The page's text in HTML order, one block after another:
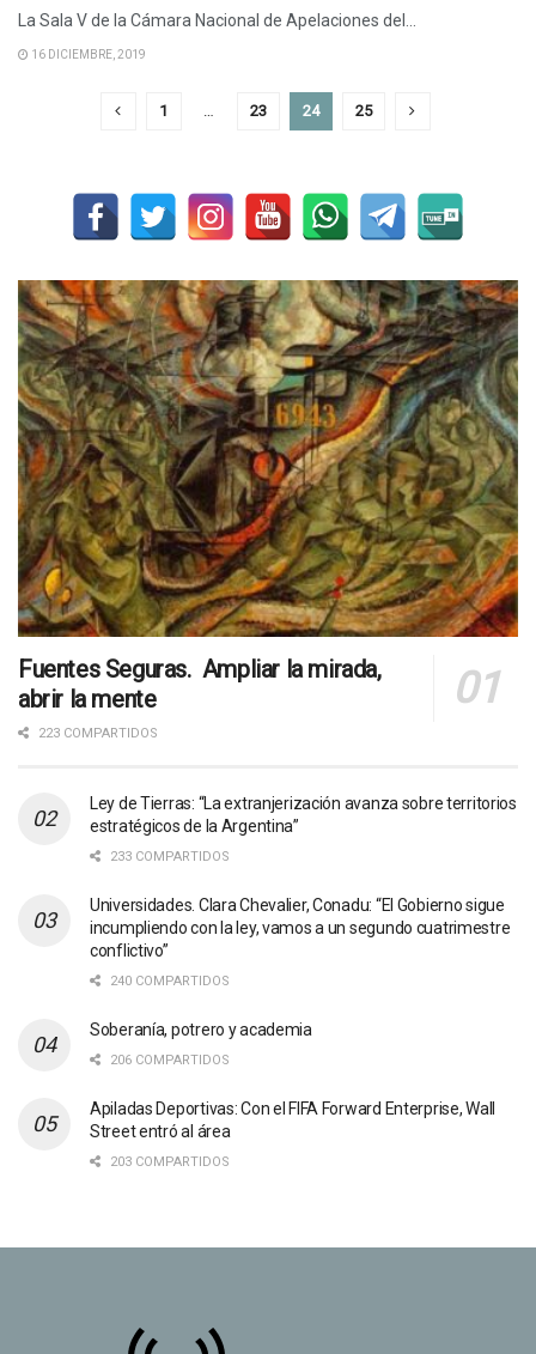
La Sala V de la Cámara Nacional de Apelaciones del...
16 DICIEMBRE, 2019
1 23 24 25
Fuentes Seguras. Ampliar la mirada,
abrir la mente
223 COMPARTIDOS
Ley de Tierras: “La extranjerización avanza sobre territorios
estratégicos de la Argentina”
233 COMPARTIDOS
Universidades. Clara Chevalier, Conadu: “El Gobierno sigue
incumpliendo con la ley, vamos a un segundo cuatrimestre
conflictivo”
240 COMPARTIDOS
Soberanía, potrero y academia
206 COMPARTIDOS
Apiladas Deportivas: Con el FIFA Forward Enterprise, Wall
Street entró al área
203 COMPARTIDOS